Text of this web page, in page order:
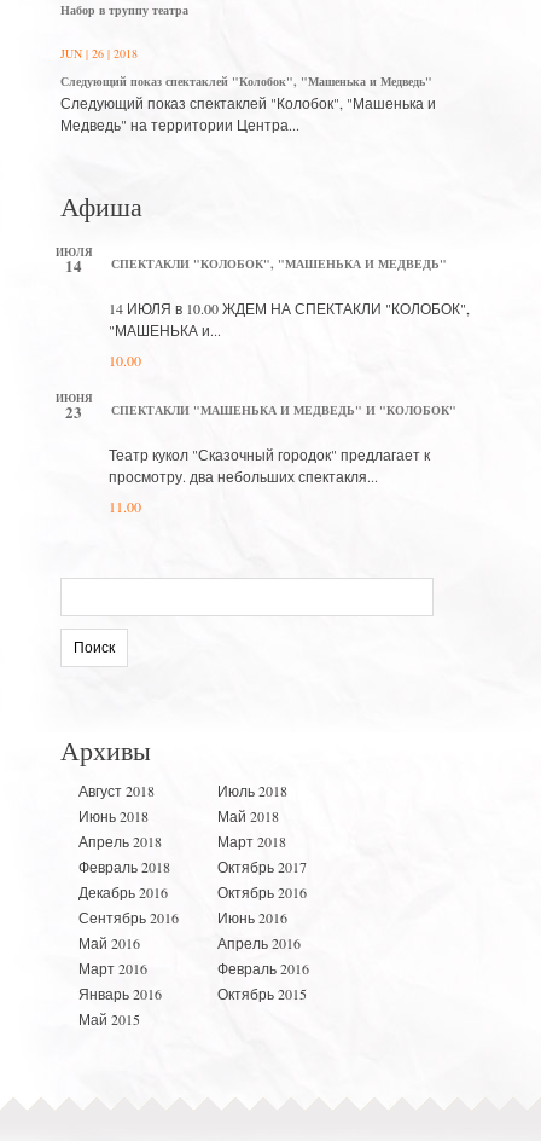
Набор в труппу театра
JUN | 26 | 2018
Следующий показ спектаклей "Колобок", "Машенька и Медведь"
Следующий показ спектаклей "Колобок", "Машенька и
Медведь" на территории Центра...
Афиша
ИЮЛЯ
14 СПЕКТАКЛИ "КОЛОБОК", "МАШЕНЬКА И МЕДВЕДЬ"
14 ИЮЛЯ в 10.00 ЖДЕМ НА СПЕКТАКЛИ "КОЛОБОК",
"МАШЕНЬКА и...
10.00
ИЮНЯ
23 СПЕКТАКЛИ "МАШЕНЬКА И МЕДВЕДЬ" И "КОЛОБОК"
Театр кукол "Сказочный городок" предлагает к
просмотру. два небольших спектакля...
11.00
Архивы
Август 2018
Июль 2018
Июнь 2018
Май 2018
Апрель 2018
Март 2018
Февраль 2018
Октябрь 2017
Декабрь 2016
Октябрь 2016
Сентябрь 2016
Июнь 2016
Май 2016
Апрель 2016
Март 2016
Февраль 2016
Январь 2016
Октябрь 2015
Май 2015